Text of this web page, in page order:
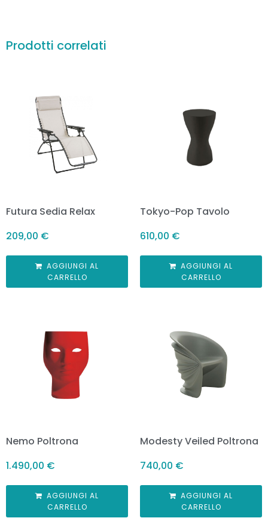
Prodotti correlati
Futura Sedia Relax
209,00 €
AGGIUNGI AL
CARRELLO
Tokyo-Pop Tavolo
610,00 €
AGGIUNGI AL
CARRELLO
Nemo Poltrona
1.490,00 €
AGGIUNGI AL
CARRELLO
Modesty Veiled Poltrona
740,00 €
AGGIUNGI AL
CARRELLO